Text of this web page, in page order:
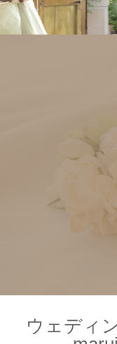
ウェディ